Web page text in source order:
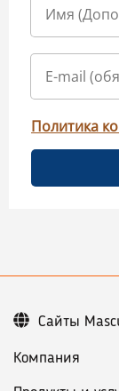
Политика
Компания
Сайты